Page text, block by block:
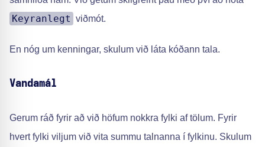
Keyranlegt viðmót.
En nóg um kenningar, skulum við láta kóðann tala.
Vandamál
Gerum ráð fyrir að við höfum nokkra fylki af tölum. Fyrir
hvert fylki viljum við vita summu talnanna í fylkinu. Skulum